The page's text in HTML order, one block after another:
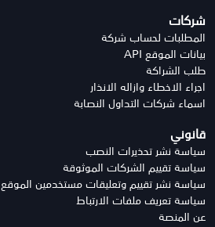
شركات
المطلبات لحساب شركة
بيانات الموقع API
طلب الشراكة
اجراء الاخطاء وازاله الانذار
اسماء شركات التداول النصابة
قانوني
سياسة نشر تحذيرات النصب
سياسة تقييم الشركات الموثوقة
سياسة نشر تقييم وتعليقات مستخدمين الموقع
سياسة تعريف ملفات الارتباط
عن المنصة